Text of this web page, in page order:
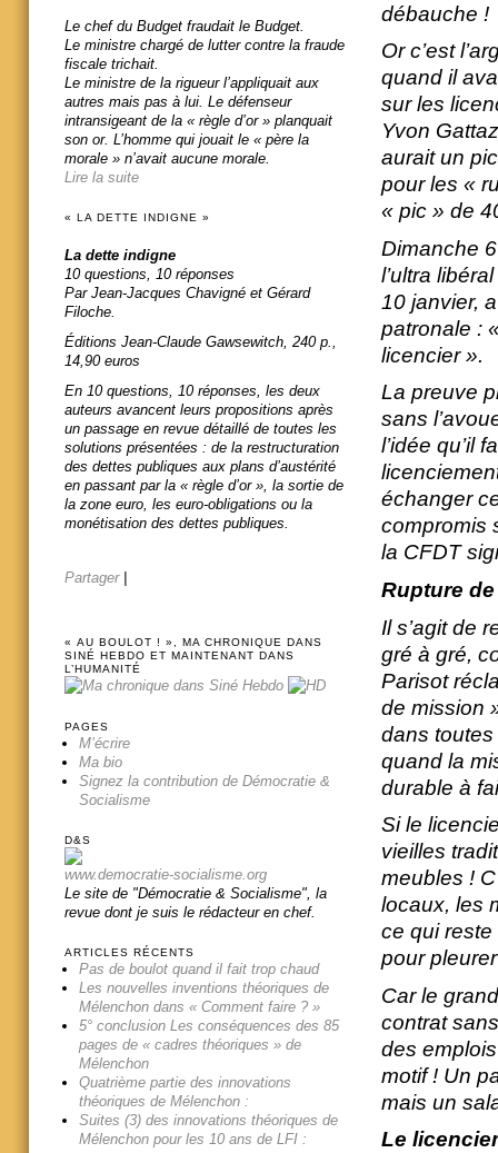
débauche !
Or c’est
quand il
sur les
Yvon
aurait un
pour les «
« pic » de
Dimanche
l’ultra
10 janvier,
patronale :
licencier ».
La preuve
sans
l’idée qu’il
échanger
compromis
la CFDT
Rupture
Il s’agit de
gré à gré,
Parisot
de mission
dans toutes
quand la
durable à
Si le
vieilles
meubles !
locaux, les
ce qui reste
pour
Car le
contrat
des
motif ! Un
mais un
Le
Le chef du Budget fraudait le Budget.
Le ministre chargé de lutter contre la fraude
fiscale trichait.
Le ministre de la rigueur l’appliquait aux
autres mais pas à lui. Le défenseur
intransigeant de la « règle d’or » planquait
son or. L’homme qui jouait le « père la
morale » n’avait aucune morale.
Lire la suite
« LA DETTE INDIGNE »
La dette indigne
10 questions, 10 réponses
Par Jean-Jacques Chavigné et Gérard
Filoche.
Éditions Jean-Claude Gawsewitch, 240 p.,
14,90 euros
En 10 questions, 10 réponses, les deux
auteurs avancent leurs propositions après
un passage en revue détaillé de toutes les
solutions présentées : de la restructuration
des dettes publiques aux plans d’austérité
en passant par la « règle d’or », la sortie de
la zone euro, les euro-obligations ou la
monétisation des dettes publiques.
Partager |
« AU BOULOT ! », MA CHRONIQUE DANS
SINÉ HEBDO ET MAINTENANT DANS
L’HUMANITÉ
PAGES
M’écrire
Ma bio
Signez la contribution de Démocratie &
Socialisme
D&S
www.democratie-socialisme.org
Le site de "Démocratie & Socialisme", la
revue dont je suis le rédacteur en chef.
ARTICLES RÉCENTS
Pas de boulot quand il fait trop chaud
Les nouvelles inventions théoriques de
Mélenchon dans « Comment faire ? »
5° conclusion Les conséquences des 85
pages de « cadres théoriques » de
Mélenchon
Quatrième partie des innovations
théoriques de Mélenchon :
Suites (3) des innovations théoriques de
Mélenchon pour les 10 ans de LFI :